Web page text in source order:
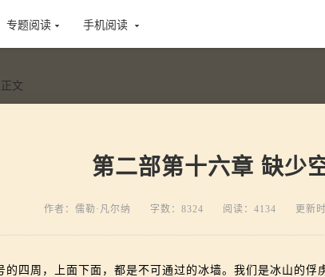
专题阅读 手机阅读
文
第二部第十六章 缺少
作者：儒勒·凡尔纳 字数：8324 阅读：4134 更新
的四周，上面下面，都是不可通过的冰墙。我们是冰山的俘